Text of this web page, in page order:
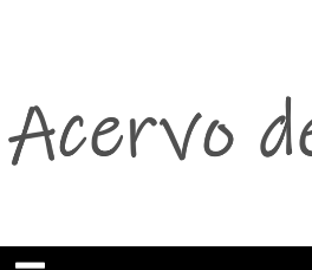
Abrir menu